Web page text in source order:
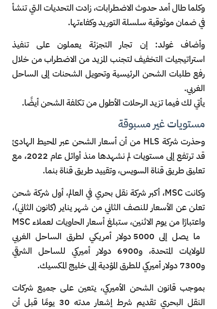
وكلما طال أمد حدوث الاضطرابات، زادت التحديات التي تنشأ
في ضمان موثوقية سلسلة التوريد وكفاءتها.
وأضاف غولد: إن تجار التجزئة يعملون على تنفيذ
استراتيجيات التخفيف لتجنب المزيد من الاضطراب من خلال
رفع طلبات الشحن الرئيسية وتحويل الشحنات إلى الساحل
الغربي.
يأتي لك فيما تزيد الرحلات الأطول من تكلفة الشحن أيضًا.
مستويات غير مسبوقة
وحذرت شركة HLS من أن أسعار الشحن عبر المحيط الهادئ
قد ترتفع إلى مستويات لم نشهدها منذ أوائل عام 2022، مع
تعليق طريق قناة السويس، وتقييد طريق قناة بنما.
وكانت MSC، أكبر شركة نقل بحري في العالم، أول شركة شحن
تعلن عن الأسعار للنصف الثاني من شهر يناير (كانون الثاني)،
واعتبارًا من يوم الاثنين، ستبلغ أسعار الحاويات لعملاء MSC
ما يصل إلى 5000 دولار أمريكي لطرق الساحل الغربي
للولايات المتحدة، و6900 دولار أميركي للساحل الشرقي
و7300 دولار أميركي للطرق المؤدية إلى خليج المكسيك.
بموجب قانون الشحن الأميركي، يتعين على جميع شركات
النقل البحري تقديم شرط إشعار مدته 30 يومًا قبل أن